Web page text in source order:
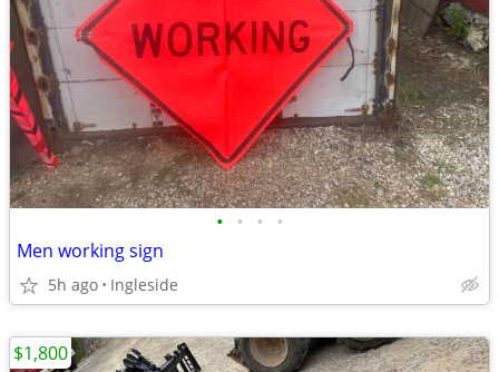
• • • •
Men working sign
5h ago Ingleside
$1,800